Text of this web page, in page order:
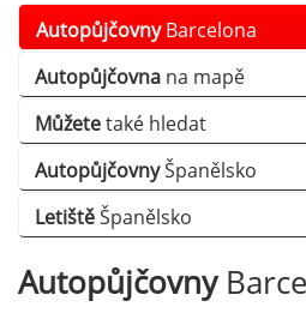
AutopůjčovnyBarcelona
Autopůjčovna na mapě
Můžetetaké hledat
AutopůjčovnyŠpanělsko
LetištěŠpanělsko
Autopůjčovny